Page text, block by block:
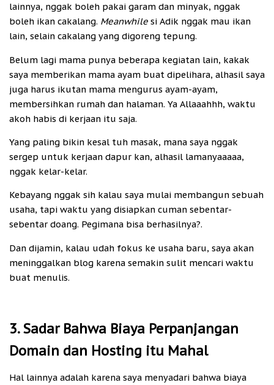
lainnya, nggak boleh pakai garam dan minyak, nggak
boleh ikan cakalang. Meanwhile si Adik nggak mau ikan
lain, selain cakalang yang digoreng tepung.
Belum lagi mama punya beberapa kegiatan lain, kakak
saya memberikan mama ayam buat dipelihara, alhasil saya
juga harus ikutan mama mengurus ayam-ayam,
membersihkan rumah dan halaman. Ya Allaaahhh, waktu
akoh habis di kerjaan itu saja.
Yang paling bikin kesal tuh masak, mana saya nggak
sergep untuk kerjaan dapur kan, alhasil lamanyaaaaa,
nggak kelar-kelar.
Kebayang nggak sih kalau saya mulai membangun sebuah
usaha, tapi waktu yang disiapkan cuman sebentar-
sebentar doang. Pegimana bisa berhasilnya?.
Dan dijamin, kalau udah fokus ke usaha baru, saya akan
meninggalkan blog karena semakin sulit mencari waktu
buat menulis.
3. Sadar Bahwa Biaya Perpanjangan
Domain dan Hosting itu Mahal
Hal lainnya adalah karena saya menyadari bahwa biaya